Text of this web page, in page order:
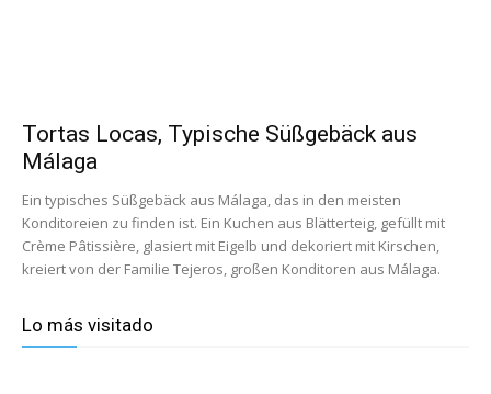
Tortas Locas, Typische Süßgebäck aus
Málaga
Ein typisches Süßgebäck aus Málaga, das in den meisten
Konditoreien zu finden ist. Ein Kuchen aus Blätterteig, gefüllt mit
Crème Pâtissière, glasiert mit Eigelb und dekoriert mit Kirschen,
kreiert von der Familie Tejeros, großen Konditoren aus Málaga.
Lo más visitado